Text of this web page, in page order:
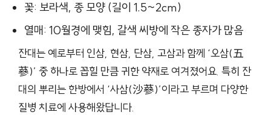
꽃: 보라색, 종 모양 (길이 1.5~2cm)
열매: 10월경에 맺힘, 갈색 씨방에 작은 종자가 많음
잔대는 예로부터 인삼, 현삼, 단삼, 고삼과 함께 ‘오삼(五
蔘)’ 중 하나로 꼽힐 만큼 귀한 약재로 여겨졌어요. 특히 잔
대의 뿌리는 한방에서 ‘사삼(沙蔘)’이라고 부르며 다양한
질병 치료에 사용해왔답니다.